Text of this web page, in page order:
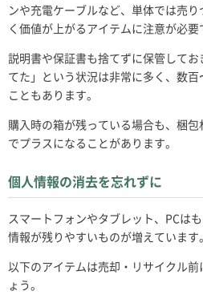
ンや充電ケーブルなど、単体では売
く価値が上がるアイテムに注意が必要
説明書や保証書も捨てずに保管して
てた」という状況は非常に多く、数
こともあります。
購入時の箱が残っている場合も、梱
でプラスになることがあります。
個人情報の消去を忘れずに
スマートフォンやタブレット、PCは
情報が残りやすいものが増えています。
以下のアイテムは売却・リサイクル
ょう。